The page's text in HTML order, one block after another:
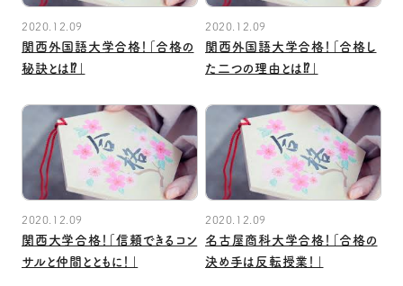
2020.12.09
関西外国語大学合格！「合格の
秘訣とは⁉」
2020.12.09
関西外国語大学合格！「合格し
た二つの理由とは⁉」
2020.12.09
関西大学合格！「信頼できるコン
サルと仲間とともに！」
2020.12.09
名古屋商科大学合格！「合格の
決め手は反転授業！」